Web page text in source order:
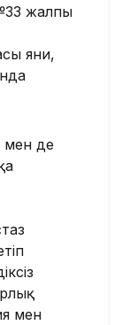
жалпы
яғни,
мен де
мен